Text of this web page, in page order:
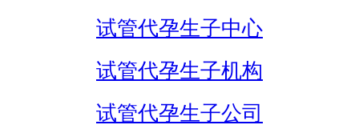
试管代孕生子中心
试管代孕生子机构
试管代孕生子公司